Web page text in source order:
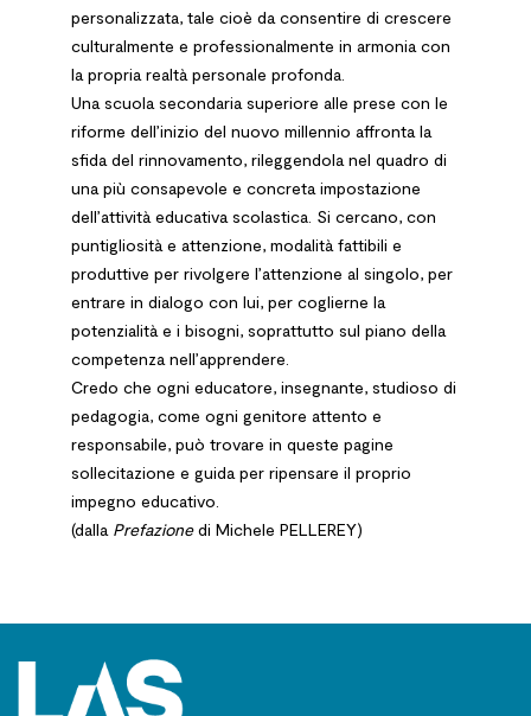
personalizzata, tale cioè da consentire di crescere
culturalmente e professionalmente in armonia con
la propria realtà personale profonda.
Una scuola secondaria superiore alle prese con le
riforme dell’inizio del nuovo millennio affronta la
sfida del rinnovamento, rileggendola nel quadro di
una più consapevole e concreta impostazione
dell’attività educativa scolastica. Si cercano, con
puntigliosità e attenzione, modalità fattibili e
produttive per rivolgere l’attenzione al singolo, per
entrare in dialogo con lui, per coglierne la
potenzialità e i bisogni, soprattutto sul piano della
competenza nell’apprendere.
Credo che ogni educatore, insegnante, studioso di
pedagogia, come ogni genitore attento e
responsabile, può trovare in queste pagine
sollecitazione e guida per ripensare il proprio
impegno educativo.
(dalla Prefazionedi Michele PELLEREY)